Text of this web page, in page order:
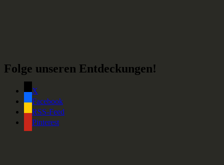
Folge unseren Entdeckungen!
X
Facebook
RSS-Feed
Pinterest